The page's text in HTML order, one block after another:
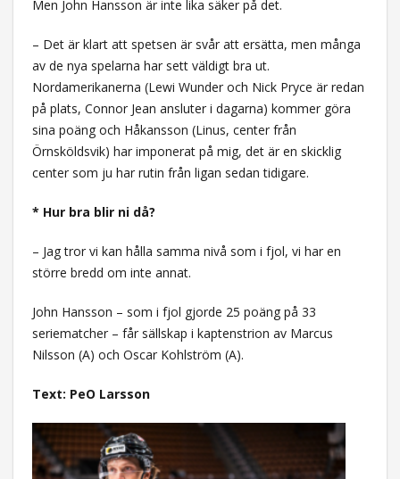
Men John Hansson är inte lika säker på det.
– Det är klart att spetsen är svår att ersätta, men många
av de nya spelarna har sett väldigt bra ut.
Nordamerikanerna (Lewi Wunder och Nick Pryce är redan
på plats, Connor Jean ansluter i dagarna) kommer göra
sina poäng och Håkansson (Linus, center från
Örnsköldsvik) har imponerat på mig, det är en skicklig
center som ju har rutin från ligan sedan tidigare.
* Hur bra blir ni då?
– Jag tror vi kan hålla samma nivå som i fjol, vi har en
större bredd om inte annat.
John Hansson – som i fjol gjorde 25 poäng på 33
seriematcher – får sällskap i kaptenstrion av Marcus
Nilsson (A) och Oscar Kohlström (A).
Text: PeO Larsson